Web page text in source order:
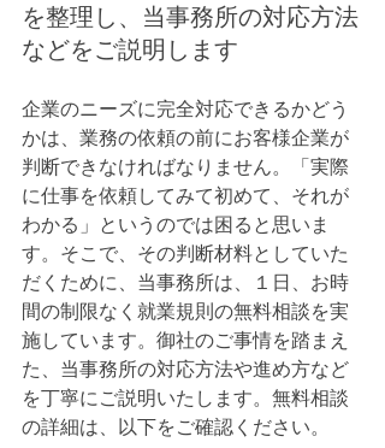
を整理し、当事務所の対応方法
などをご説明します
企業のニーズに完全対応できるかどう
かは、業務の依頼の前にお客様企業が
判断できなければなりません。「実際
に仕事を依頼してみて初めて、それが
わかる」というのでは困ると思いま
す。そこで、その判断材料としていた
だくために、当事務所は、１日、お時
間の制限なく就業規則の無料相談を実
施しています。御社のご事情を踏まえ
た、当事務所の対応方法や進め方など
を丁寧にご説明いたします。無料相談
の詳細は、以下をご確認ください。